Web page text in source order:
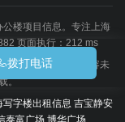
楼项目信息。专注上海
页面执行：212 ms
号注：本站内容未
。
写字楼出租信息 吉宝静安
泰富广场 博华广场
拨打电话